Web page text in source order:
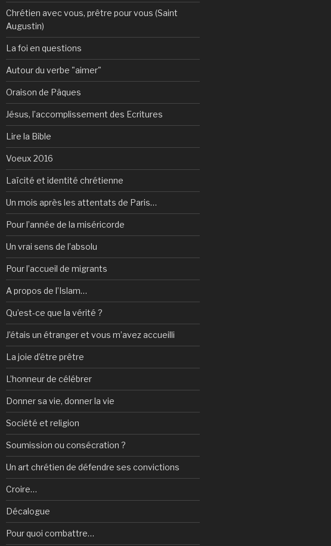
Chrétien avec vous, prêtre pour vous (Saint
Augustin)
La foi en questions
Autour du verbe "aimer"
Oraison de Pâques
Jésus, l’accomplissement des Ecritures
Lire la Bible
Voeux 2016
Laïcité et identité chrétienne
Un mois après les attentats de Paris…
Pour l’année de la miséricorde
Un vrai sens de l’absolu
Pour l’accueil de migrants
A propos de l’Islam…
Qu’est-ce que la vérité ?
J’étais un étranger et vous m’avez accueilli
La joie d’être prêtre
L’honneur de célébrer
Donner sa vie, donner la vie
Société et religion
Soumission ou consécration ?
Un art chrétien de défendre ses convictions
Croire…
Décalogue
Pour quoi combattre…